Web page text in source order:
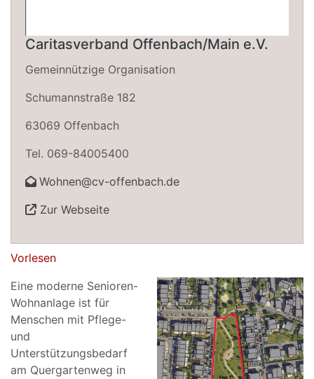
Vorlesen
Eine moderne Senioren-
Wohnanlage ist für
Menschen mit Pflege-
und
Unterstützungsbedarf
am Quergartenweg in
Caritasverband Offenbach/Main e.V.
Gemeinnützige Organisation
Schumannstraße 182
63069 Offenbach
Tel. 069-84005400
Wohnen@cv-offenbach.de
Zur Webseite